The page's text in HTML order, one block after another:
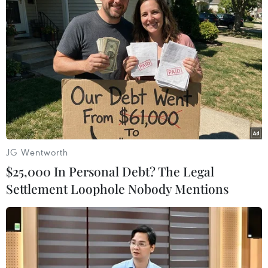
Nga coi vụ giết hại đại sứ ở Thổ
Nhĩ Kỳ là hành động khủng bố
20/12/2016 01:52
Một kẻ tấn công mang theo súng ngắn đã bắn vào đại
sứ Andrei Karlov khi ông đang có bài phát biểu khai
mạc buổi triển lãm ảnh tại Đại sứ quán Nga ở Ankara.
JG Wentworth
$25,000 In Personal Debt? The Legal
Settlement Loophole Nobody Mentions